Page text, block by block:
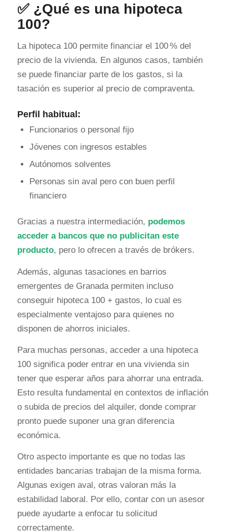
✅ ¿Qué es una hipoteca
100?
La hipoteca 100 permite financiar el 100 % del
precio de la vivienda. En algunos casos, también
se puede financiar parte de los gastos, si la
tasación es superior al precio de compraventa.
Perfil habitual:
Funcionarios o personal fijo
Jóvenes con ingresos estables
Autónomos solventes
Personas sin aval pero con buen perfil
financiero
Gracias a nuestra intermediación, podemos
acceder a bancos que no publicitan este
producto, pero lo ofrecen a través de brókers.
Además, algunas tasaciones en barrios
emergentes de Granada permiten incluso
conseguir hipoteca 100 + gastos, lo cual es
especialmente ventajoso para quienes no
disponen de ahorros iniciales.
Para muchas personas, acceder a una hipoteca
100 significa poder entrar en una vivienda sin
tener que esperar años para ahorrar una entrada.
Esto resulta fundamental en contextos de inflación
o subida de precios del alquiler, donde comprar
pronto puede suponer una gran diferencia
económica.
Otro aspecto importante es que no todas las
entidades bancarias trabajan de la misma forma.
Algunas exigen aval, otras valoran más la
estabilidad laboral. Por ello, contar con un asesor
puede ayudarte a enfocar tu solicitud
correctamente.